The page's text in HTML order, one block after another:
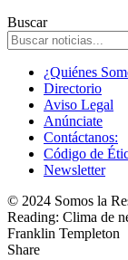
Buscar
¿Quiénes
Directorio
Aviso Legal
Anúnciate
Contáctanos:
Código de
Newsletter
© 2024 Somos la
Reading: Clima de
Franklin Templeton
Share